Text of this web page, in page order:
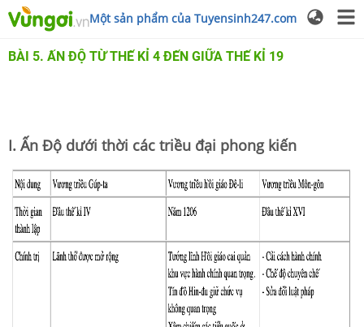
Một sản phẩm của Tuyensinh247.com
BÀI 5. ẤN ĐỘ TỪ THẾ KỈ 4 ĐẾN GIỮA THẾ KỈ 19
I. Ấn Độ dưới thời các triều đại phong kiến